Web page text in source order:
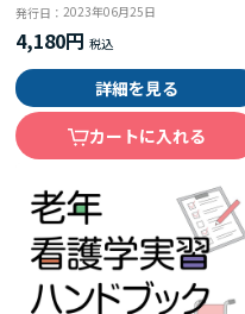
発行日：2023年06月25日
4,180円
詳細を見る
カートに入れる